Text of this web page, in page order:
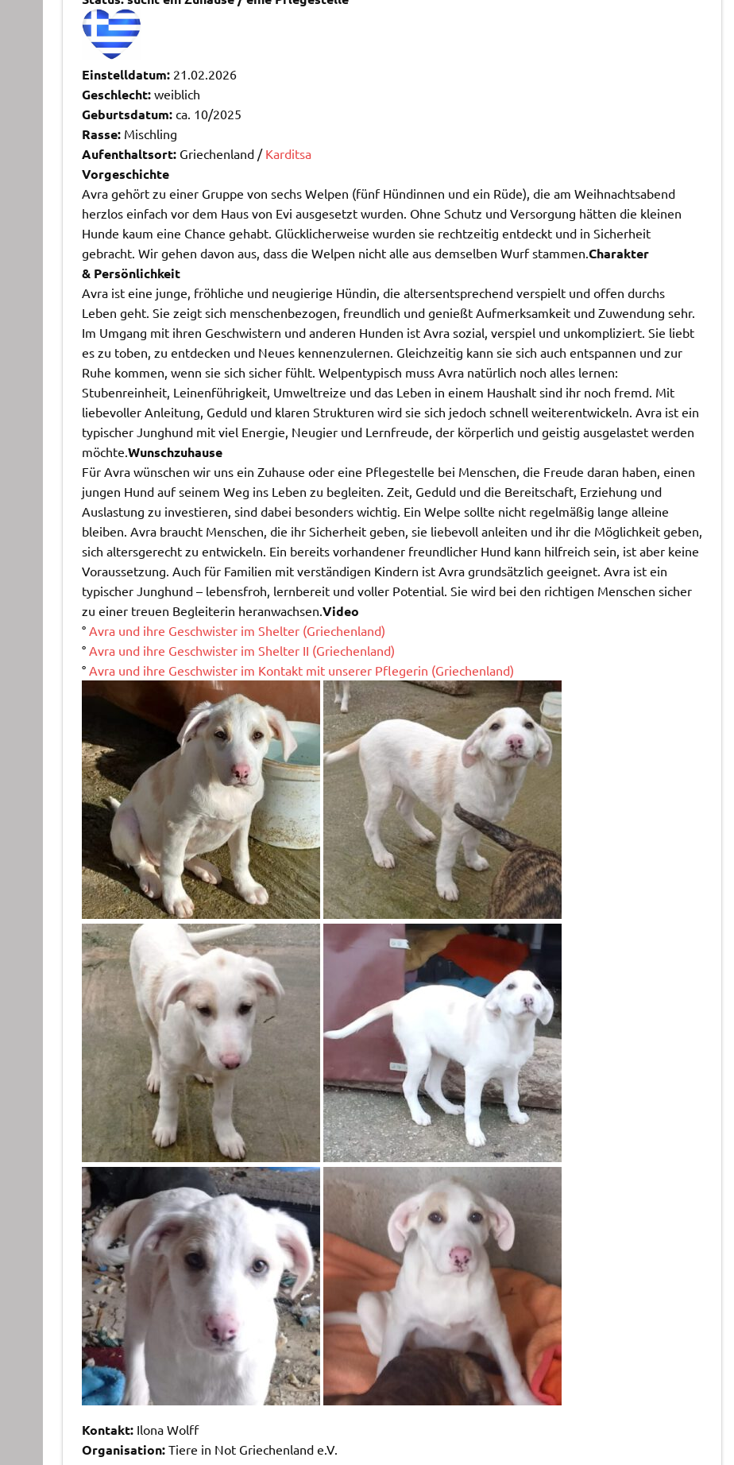
Einstelldatum:21.02.2026
Geschlecht: weiblich
Geburtsdatum:ca. 10/2025
Rasse:Mischling
Aufenthaltsort:Griechenland / Karditsa
Vorgeschichte
Avra gehört zu einer Gruppe von sechs Welpen (fünf Hündinnen und ein Rüde), die am Weihnachtsabend
herzlos einfach vor dem Haus von Evi ausgesetzt wurden. Ohne Schutz und Versorgung hätten die kleinen
Hunde kaum eine Chance gehabt. Glücklicherweise wurden sie rechtzeitig entdeckt und in Sicherheit
gebracht. Wir gehen davon aus, dass die Welpen nicht alle aus demselben Wurf stammen. Charakter
& Persönlichkeit
Avra ist eine junge, fröhliche und neugierige Hündin, die altersentsprechend verspielt und offen durchs
Leben geht. Sie zeigt sich menschenbezogen, freundlich und genießt Aufmerksamkeit und Zuwendung sehr.
Im Umgang mit ihren Geschwistern und anderen Hunden ist Avra sozial, verspiel und unkompliziert. Sie liebt
es zu toben, zu entdecken und Neues kennenzulernen. Gleichzeitig kann sie sich auch entspannen und zur
Ruhe kommen, wenn sie sich sicher fühlt. Welpentypisch muss Avra natürlich noch alles lernen:
Stubenreinheit, Leinenführigkeit, Umweltreize und das Leben in einem Haushalt sind ihr noch fremd. Mit
liebevoller Anleitung, Geduld und klaren Strukturen wird sie sich jedoch schnell weiterentwickeln. Avra ist ein
typischer Junghund mit viel Energie, Neugier und Lernfreude, der körperlich und geistig ausgelastet werden
möchte. Wunschzuhause
Für Avra wünschen wir uns ein Zuhause oder eine Pflegestelle bei Menschen, die Freude daran haben, einen
jungen Hund auf seinem Weg ins Leben zu begleiten. Zeit, Geduld und die Bereitschaft, Erziehung und
Auslastung zu investieren, sind dabei besonders wichtig. Ein Welpe sollte nicht regelmäßig lange alleine
bleiben. Avra braucht Menschen, die ihr Sicherheit geben, sie liebevoll anleiten und ihr die Möglichkeit geben,
sich altersgerecht zu entwickeln. Ein bereits vorhandener freundlicher Hund kann hilfreich sein, ist aber keine
Voraussetzung. Auch für Familien mit verständigen Kindern ist Avra grundsätzlich geeignet. Avra ist ein
typischer Junghund – lebensfroh, lernbereit und voller Potential. Sie wird bei den richtigen Menschen sicher
zu einer treuen Begleiterin heranwachsen. Video
° Avra und ihre Geschwister im Shelter (Griechenland)
° Avra und ihre Geschwister im Shelter II (Griechenland)
° Avra und ihre Geschwister im Kontakt mit unserer Pflegerin (Griechenland)
Kontakt:Ilona Wolff
Organisation:Tiere in Not Griechenland e.V.